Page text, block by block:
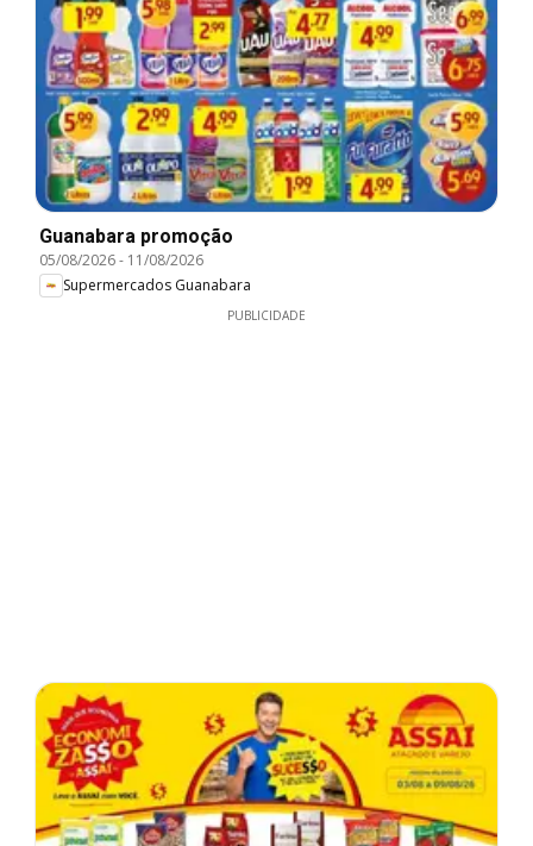
Guanabara promoção
05/08/2026- 11/08/2026
Supermercados Guanabara
PUBLICIDADE